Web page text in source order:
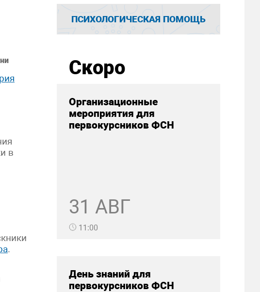
в
.
ПСИХОЛОГИЧЕСКАЯ ПОМОЩЬ
Скоро
Организационные
мероприятия для
первокурсников ФСН
31 АВГ
11:00
День знаний для
первокурсников ФСН